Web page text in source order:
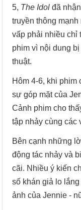
5, The Idol đã
truyền thông
vấp phải nhiều chỉ
phim vì nội dung
thuật.
Hôm 4-6, khi phim
sự góp mặt của
Cảnh phim cho
tập nhảy cùng các
Bên cạnh những
động tác nhảy và
cãi. Nhiều ý kiến
số khán giả lo
ảnh của Jennie -